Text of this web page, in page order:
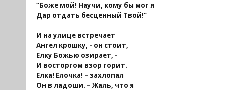
“Боже мой! Научи, кому бы мог я
Дар отдать бесценный Твой!”
И на улице встречает
Ангел крошку, - он стоит,
Елку Божью озирает, -
И восторгом взор горит.
Елка! Елочка! – захлопал
Он в ладоши. – Жаль, что я